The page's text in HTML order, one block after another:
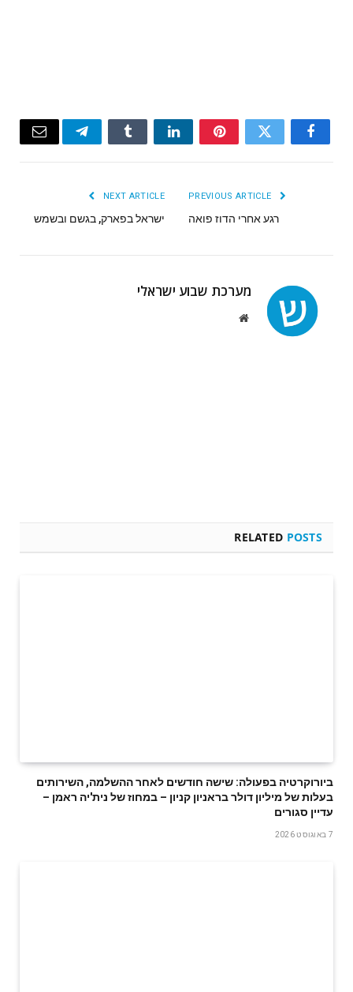
Facebook
Twitter
Pinterest
LinkedIn
Tumblr
Telegram
Email
רגע אחרי הדוז פואה
NEXT ARTICLE
ישראל בפארק, בגשם ובשמש
מערכת שבוע ישראלי
Website
RELATED POSTS
ביורוקרטיה בפעולה: שישה חודשים לאחר ההשלמה, השירותים
בעלות של מיליון דולר בראניון קניון – במחוז של נית'יה ראמן –
עדיין סגורים
7 באוגוסט 2026